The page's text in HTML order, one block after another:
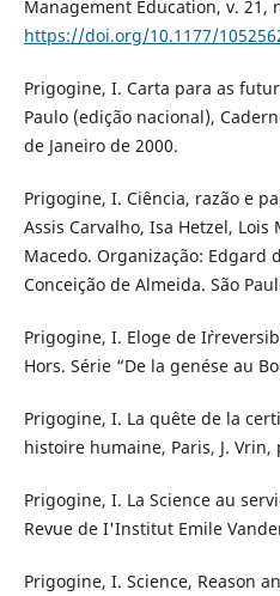
Management Education, v. 21,
https://doi.org/10.1177/
Prigogine, I. Carta para as
Paulo (edição nacional),
de Janeiro de 2000.
Prigogine, I. Ciência, razão e
Assis Carvalho, Isa Hetzel,
Macedo. Organização: Edgard
Conceição de Almeida. São
Prigogine, I. Eloge de
Hors. Série “De la genése au
Prigogine, I. La quête de la
histoire humaine, Paris, J. Vrin,
Prigogine, I. La Science au
Revue de I'Institut Emile
Prigogine, I. Science, Reason